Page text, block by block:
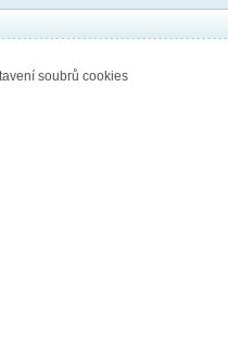
soubrů cookies